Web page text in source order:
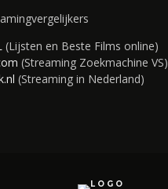
(Lijsten en Beste Films online)
(Streaming Zoekmachine VS)
(Streaming in Nederland)